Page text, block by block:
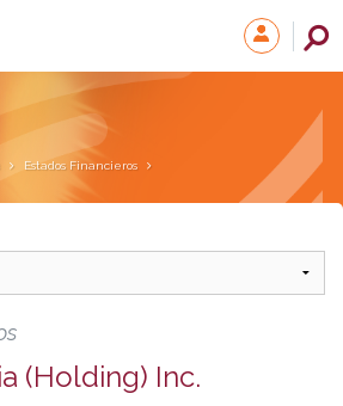
Estados Financieros
(Holding) Inc.